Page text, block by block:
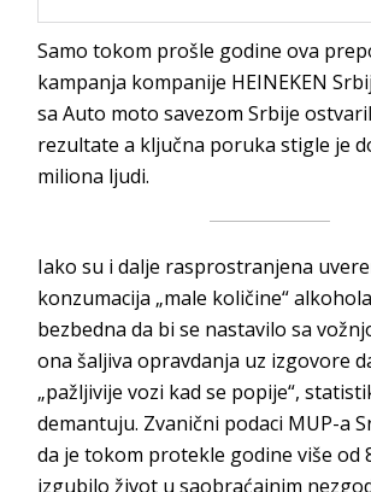
Samo tokom prošle godine ova
kampanja kompanije HEINEKEN
sa Auto moto savezom Srbije
rezultate a ključna poruka stigle je
miliona ljudi.
Iako su i dalje rasprostranjena
konzumacija „male količine“
bezbedna da bi se nastavilo sa
ona šaljiva opravdanja uz izgovore
„pažljivije vozi kad se popije“,
demantuju. Zvanični podaci MUP-a
da je tokom protekle godine više od
izgubilo život u saobraćajnim